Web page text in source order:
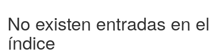
No existen entradas en el
índice